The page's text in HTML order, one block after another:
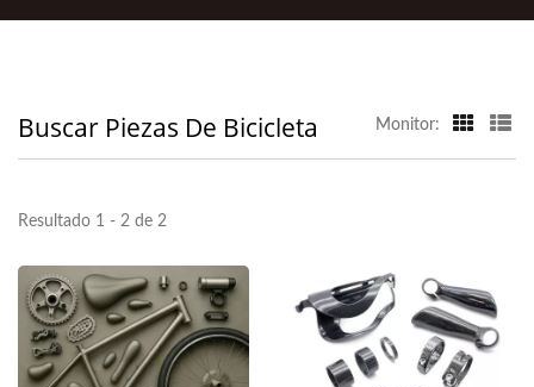
Taiwan
Buscar Piezas De Bicicleta Monitor:
Resultado 1 - 2 de 2